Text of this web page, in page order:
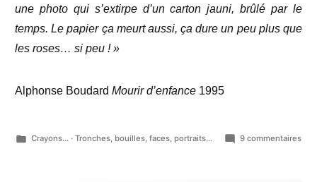
une photo qui s’extirpe d’un carton jauni, brûlé par le
temps. Le papier ça meurt aussi, ça dure un peu plus que
les roses… si peu ! »
Alphonse Boudard Mourir d’enfance 1995
Publié
Crayons... · Tronches, bouilles, faces, portraits... 9 commentairessur